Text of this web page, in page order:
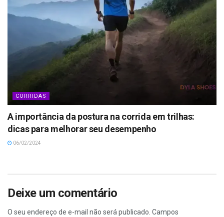
CORRIDAS
A importância da postura na corrida em trilhas:
dicas para melhorar seu desempenho
06/02/2024
Deixe um comentário
O seu endereço de e-mail não será publicado. Campos